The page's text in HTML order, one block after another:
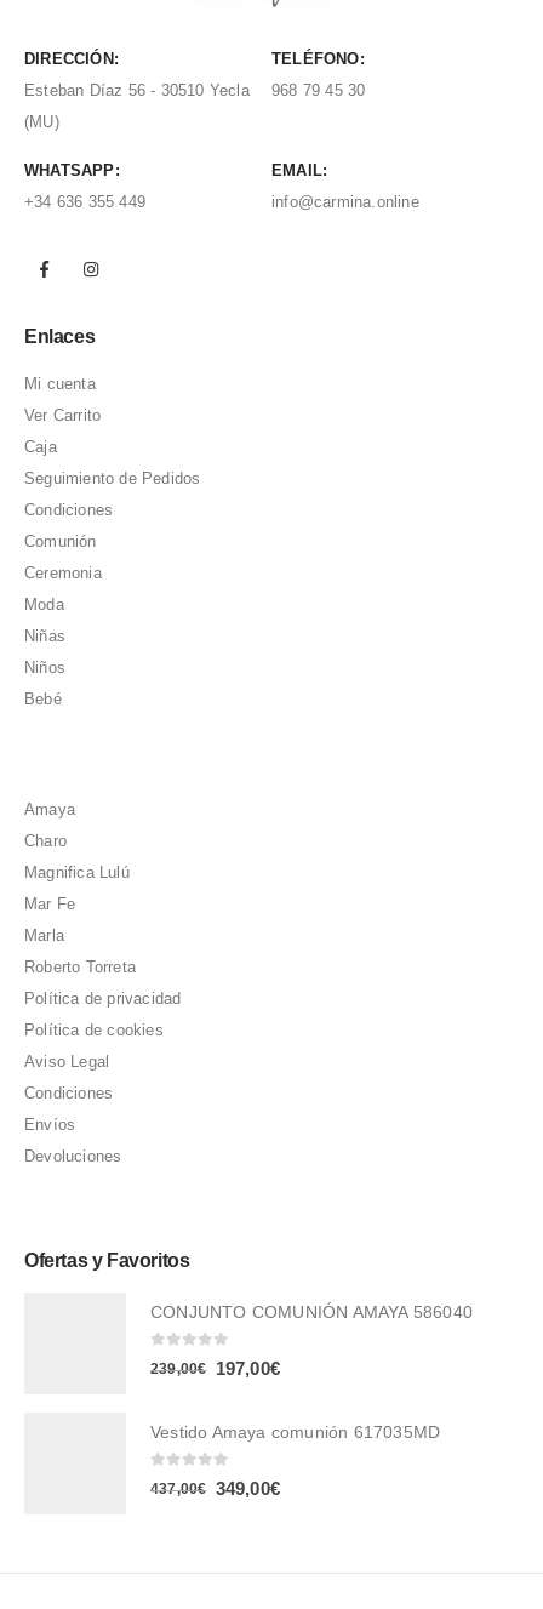
DIRECCIÓN:
Esteban Díaz 56 - 30510 Yecla
(MU)
TELÉFONO:
968 79 45 30
WHATSAPP:
+34 636 355 449
EMAIL:
info@carmina.online
Enlaces
Mi cuenta
Ver Carrito
Caja
Seguimiento de Pedidos
Condiciones
Comunión
Ceremonia
Moda
Niñas
Niños
Bebé
Amaya
Charo
Magnifica Lulú
Mar Fe
Marla
Roberto Torreta
Política de privacidad
Política de cookies
Aviso Legal
Condiciones
Envíos
Devoluciones
Ofertas y Favoritos
CONJUNTO COMUNIÓN AMAYA 586040
out of 5
239,00€
El
original
era:
239,00€.
197,00€El
actual
197,00€.
Vestido Amaya comunión 617035MD
out of 5
437,00€ El
349,00€El